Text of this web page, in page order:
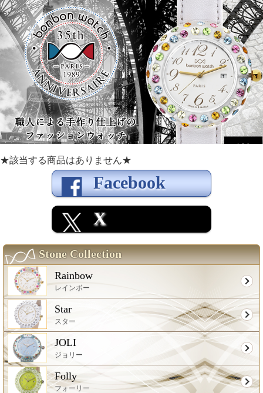
★該当する商品はありません★
Facebook
X
Stone Collection
Rainbow
レインボー
Star
スター
JOLI
ジョリー
Folly
フォーリー